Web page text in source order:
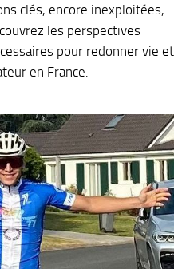
clés, encore inexploitées,
les perspectives
pour redonner vie et
en France.